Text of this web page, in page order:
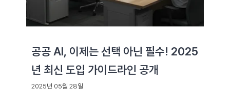
공공 AI, 이제는 선택 아닌 필수! 2025
년 최신 도입 가이드라인 공개
2025년 05월 28일